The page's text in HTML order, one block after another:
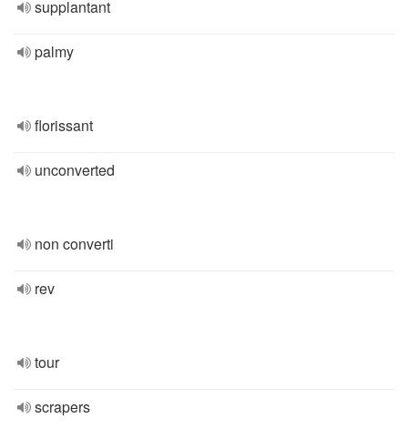
supplantant
palmy
florissant
unconverted
non converti
rev
tour
scrapers